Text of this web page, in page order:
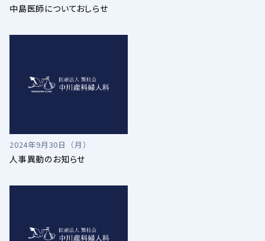
中島医師についておしらせ
2024年9月30日（月）
人事異動のお知らせ